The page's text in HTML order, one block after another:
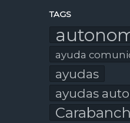
TAGS
ayuda
ayudas
ayudas